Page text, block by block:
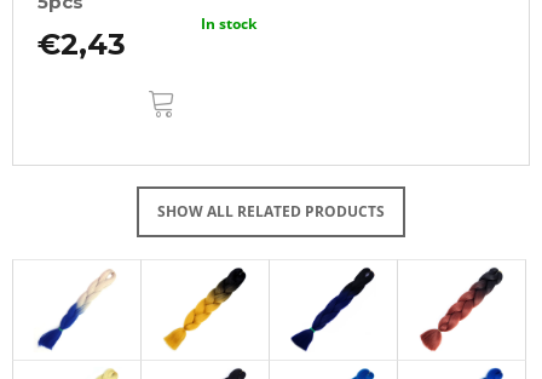
€2,43
In stock
SHOW ALL RELATED PRODUCTS